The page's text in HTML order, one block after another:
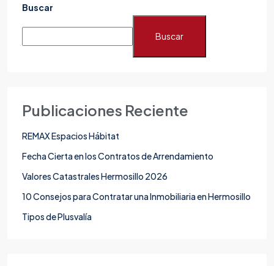
Buscar
Buscar
Publicaciones Reciente
REMAX Espacios Hábitat
Fecha Cierta en los Contratos de Arrendamiento
Valores Catastrales Hermosillo 2026
10 Consejos para Contratar una Inmobiliaria en Hermosillo
Tipos de Plusvalía